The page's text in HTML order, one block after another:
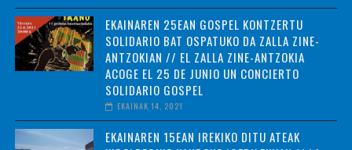
EKAINAREN 25EAN GOSPEL KONTZERTU
SOLIDARIO BAT OSPATUKO DA ZALLA ZINE-
ANTZOKIAN // EL ZALLA ZINE-ANTZOKIA
ACOGE EL 25 DE JUNIO UN CONCIERTO
SOLIDARIO GOSPEL
EKAINAK 14, 2021
EKAINAREN 15EAN IREKIKO DITU ATEAK